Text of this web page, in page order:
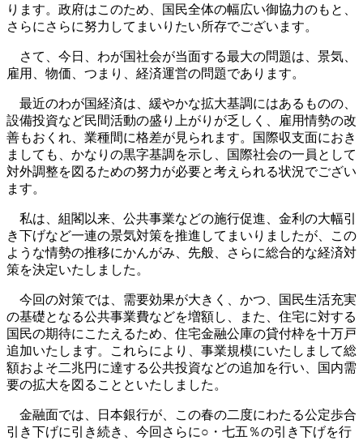
ります。政府はこのため、国民全体の幅広い御協力のもと、
さらにさらに努力してまいりたい所存でございます。
さて、今日、わが国社会が当面する最大の問題は、景気、
雇用、物価、つまり、経済運営の問題であります。
最近のわが国経済は、緩やかな拡大基調にはあるものの、
設備投資など民間活動の盛り上がりが乏しく、雇用情勢の改
善もおくれ、業種間に格差が見られます。国際収支面におき
ましても、かなりの黒字基調を示し、国際社会の一員として
対外調整を図るための努力が必要と考えられる状況でござい
ます。
私は、組閣以来、公共事業などの施行促進、金利の大幅引
き下げなど一連の景気対策を推進してまいりましたが、この
ような情勢の推移にかんがみ、先般、さらに総合的な経済対
策を決定いたしました。
今回の対策では、需要効果が大きく、かつ、国民生活充実
の基礎となる公共事業費などを増額し、また、住宅に対する
国民の期待にこたえるため、住宅金融公庫の貸付枠を十万戸
追加いたします。これらにより、事業規模にいたしまして総
額およそ二兆円に達する公共投資などの追加を行い、国内需
要の拡大を図ることといたしました。
金融面では、日本銀行が、この春の二度にわたる公定歩合
引き下げに引き続き、今回さらに○・七五％の引き下げを行